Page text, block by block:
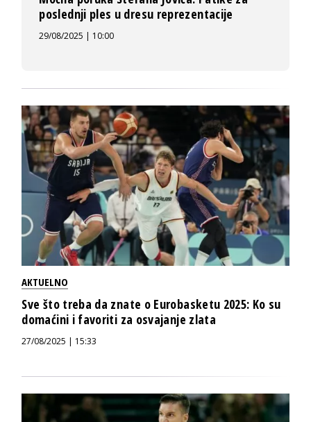
poslednji ples u dresu reprezentacije
29/08/2025 | 10:00
AKTUELNO
Sve što treba da znate o Eurobasketu 2025: Ko su
domaćini i favoriti za osvajanje zlata
27/08/2025 | 15:33